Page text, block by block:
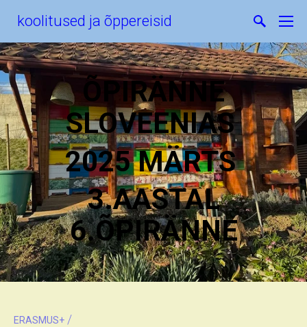
koolitused ja õppereisid
ÕPIRÄNNE
SLOVEENIAS
2025 MÄRTS
3.AASTAL
6.ÕPIRÄNNE
ERASMUS+ /